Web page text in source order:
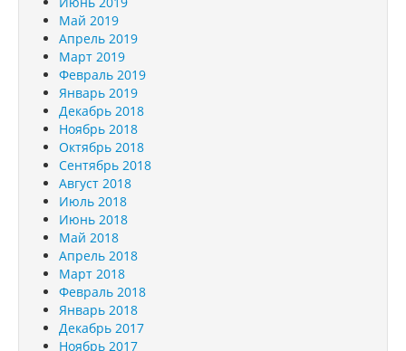
Май 2019
Апрель 2019
Март 2019
Февраль 2019
Январь 2019
Декабрь 2018
Ноябрь 2018
Октябрь 2018
Сентябрь 2018
Август 2018
Июль 2018
Июнь 2018
Май 2018
Апрель 2018
Март 2018
Февраль 2018
Январь 2018
Декабрь 2017
Ноябрь 2017